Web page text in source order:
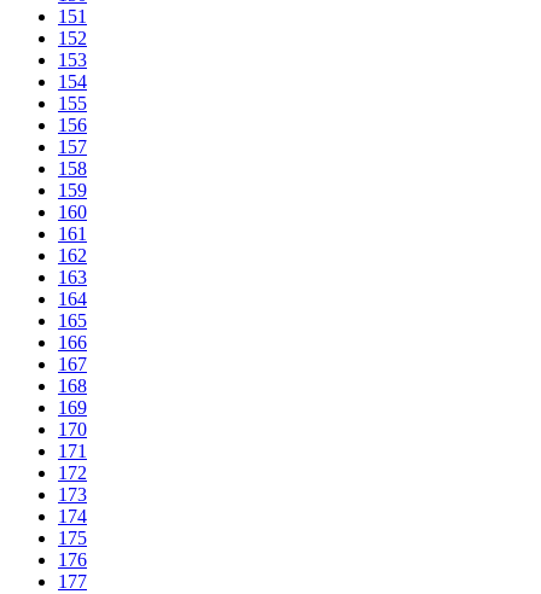
151
152
153
154
155
156
157
158
159
160
161
162
163
164
165
166
167
168
169
170
171
172
173
174
175
176
177